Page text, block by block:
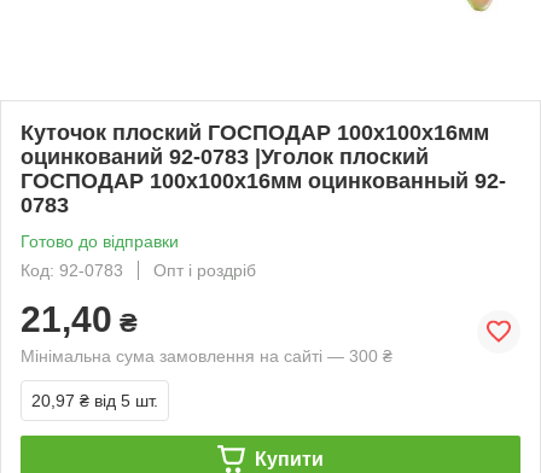
Куточок плоский ГОСПОДАР 100х100х16мм
оцинкований 92-0783 |Уголок плоский
ГОСПОДАР 100х100х16мм оцинкованный 92-
0783
Готово до відправки
Код: 92-0783
Опт і роздріб
21,40 ₴
Мінімальна сума замовлення на сайті — 300 ₴
20,97 ₴ від 5 шт.
Купити